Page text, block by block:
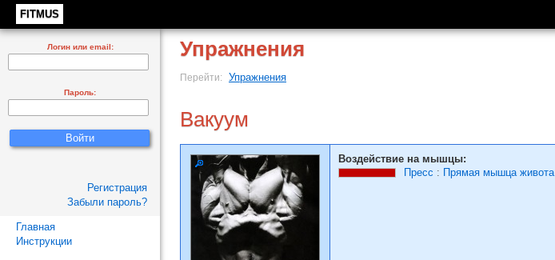
FITMUS
Упражнения
Перейти: Упражнения
Вакуум
Воздействие на мышцы:
Пресс : Прямая мышца живота
Логин или email:
Пароль:
Регистрация
Забыли пароль?
Главная
Инструкции